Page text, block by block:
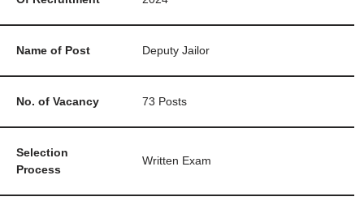
Name of Post Deputy Jailor
No. of Vacancy 73 Posts
Selection
Process
Written Exam